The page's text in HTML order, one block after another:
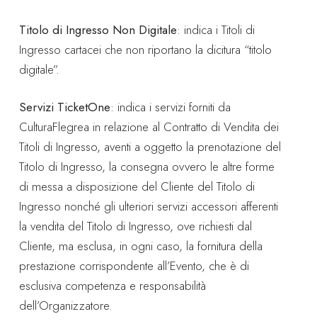
Titolo di Ingresso Non Digitale: indica i Titoli di
Ingresso cartacei che non riportano la dicitura “titolo
digitale”.
Servizi TicketOne: indica i servizi forniti da
CulturaFlegrea in relazione al Contratto di Vendita dei
Titoli di Ingresso, aventi a oggetto la prenotazione del
Titolo di Ingresso, la consegna ovvero le altre forme
di messa a disposizione del Cliente del Titolo di
Ingresso nonché gli ulteriori servizi accessori afferenti
la vendita del Titolo di Ingresso, ove richiesti dal
Cliente, ma esclusa, in ogni caso, la fornitura della
prestazione corrispondente all’Evento, che è di
esclusiva competenza e responsabilità
dell’Organizzatore.